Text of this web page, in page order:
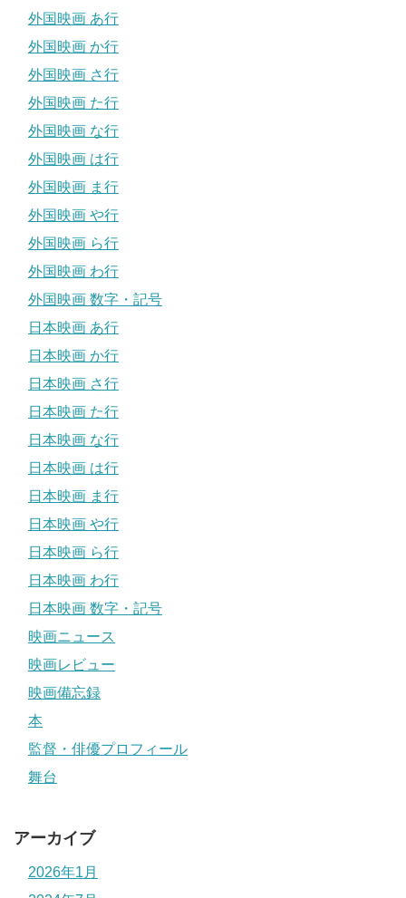
外国映画 あ行
外国映画 か行
外国映画 さ行
外国映画 た行
外国映画 な行
外国映画 は行
外国映画 ま行
外国映画 や行
外国映画 ら行
外国映画 わ行
外国映画 数字・記号
日本映画 あ行
日本映画 か行
日本映画 さ行
日本映画 た行
日本映画 な行
日本映画 は行
日本映画 ま行
日本映画 や行
日本映画 ら行
日本映画 わ行
日本映画 数字・記号
映画ニュース
映画レビュー
映画備忘録
本
監督・俳優プロフィール
舞台
アーカイブ
2026年1月